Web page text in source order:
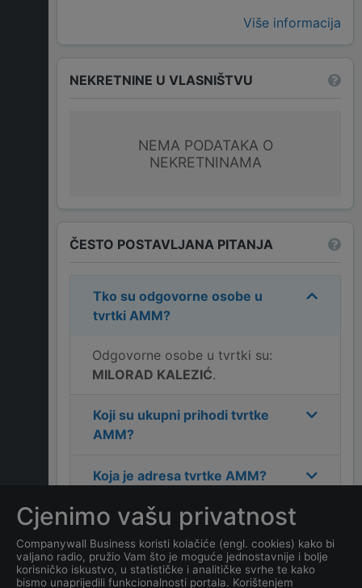
Više informacija
NEKRETNINE U VLASNIŠTVU
NEMA PODATAKA O
NEKRETNINAMA
ČESTO POSTAVLJANA PITANJA
Tko su odgovorne osobe u
tvrtki AMM?
Odgovorne osobe u tvrtki su:
MILORAD KALEZIĆ.
Koji su ukupni prihodi tvrtke
AMM?
Koja je adresa tvrtke AMM?
Koji je kontakt tvrtkeAMM?
Koliko ima zaposlenih
kompanijaAMM?
Cjenimo vašu privatnost
Companywall Business koristi kolačiće (engl. cookies) kako bi
valjano radio, pružio Vam što je moguće jednostavnije i bolje
korisničko iskustvo, u statističke i analitičke svrhe te kako
bismo unaprijedili funkcionalnosti portala. Korištenjem